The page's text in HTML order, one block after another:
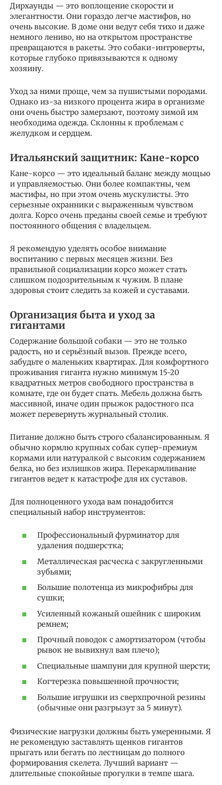
Дирхаунды — это воплощение скорости и
элегантности. Они гораздо легче мастифов, но
очень высокие. В доме они ведут себя тихо и даже
немного лениво, но на открытом пространстве
превращаются в ракеты. Это собаки-интроверты,
которые глубоко привязываются к одному
хозяину.
Уход за ними проще, чем за пушистыми породами.
Однако из-за низкого процента жира в организме
они очень быстро замерзают, поэтому зимой им
необходима одежда. Склонны к проблемам с
желудком и сердцем.
Итальянский защитник: Кане-корсо
Кане-корсо — это идеальный баланс между мощью
и управляемостью. Они более компактны, чем
мастифы, но при этом очень мускулисты. Это
серьезные охранники с выраженным чувством
долга. Корсо очень преданы своей семье и требуют
постоянного общения с владельцем.
Я рекомендую уделять особое внимание
воспитанию с первых месяцев жизни. Без
правильной социализации корсо может стать
слишком подозрительным к чужим. В плане
здоровья стоит следить за кожей и суставами.
Организация быта и уход за
гигантами
Содержание большой собаки — это не только
радость, но и серьёзный вызов. Прежде всего,
забудьте о маленьких квартирах. Для комфортного
проживания гиганта нужно минимум 15-20
квадратных метров свободного пространства в
комнате, где он будет спать. Мебель должна быть
массивной, иначе один прыжок радостного пса
может перевернуть журнальный столик.
Питание должно быть строго сбалансированным. Я
обычно кормлю крупных собак супер-премиум
кормами или натуралкой с высоким содержанием
белка, но без излишков жира. Перекармливание
гигантов ведет к катастрофе для их суставов.
Для полноценного ухода вам понадобится
специальный набор инструментов:
Профессиональный фурминатор для
удаления подшерстка;
Металлическая расческа с закругленными
зубьями;
Большие полотенца из микрофибры для
сушки;
Усиленный кожаный ошейник с широким
ремнем;
Прочный поводок с амортизатором (чтобы
рывок не вывихнул вам плечо);
Специальные шампуни для крупной шерсти;
Когтерезка повышенной прочности;
Большие игрушки из сверхпрочной резины
(обычные они разгрызут за 5 минут).
Физические нагрузки должны быть умеренными. Я
не рекомендую заставлять щенков гигантов
прыгать или бегать по лестницам до полного
формирования скелета. Лучший вариант —
длительные спокойные прогулки в темпе шага.